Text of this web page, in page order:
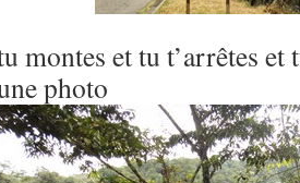
montes et tu t’arrêtes et
photo